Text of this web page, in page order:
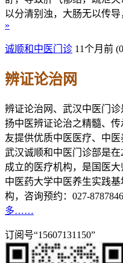
以分清别浊，大肠无以传
»
诚顺和中医门诊 11个月前
辨证论治网
辨证论治网、武汉中医门
扬中医辨证论治之精髓、
友提供优质中医医疗、中医
武汉诚顺和中医门诊部是
成立的医疗机构，是国医
中医药大学中医养生实践
构，咨询预约：027-
多……
订阅号“15607131150”